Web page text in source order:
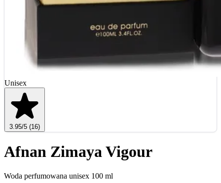
Unisex
3.95/5 (16)
Afnan Zimaya Vigour
Woda perfumowana unisex 100 ml